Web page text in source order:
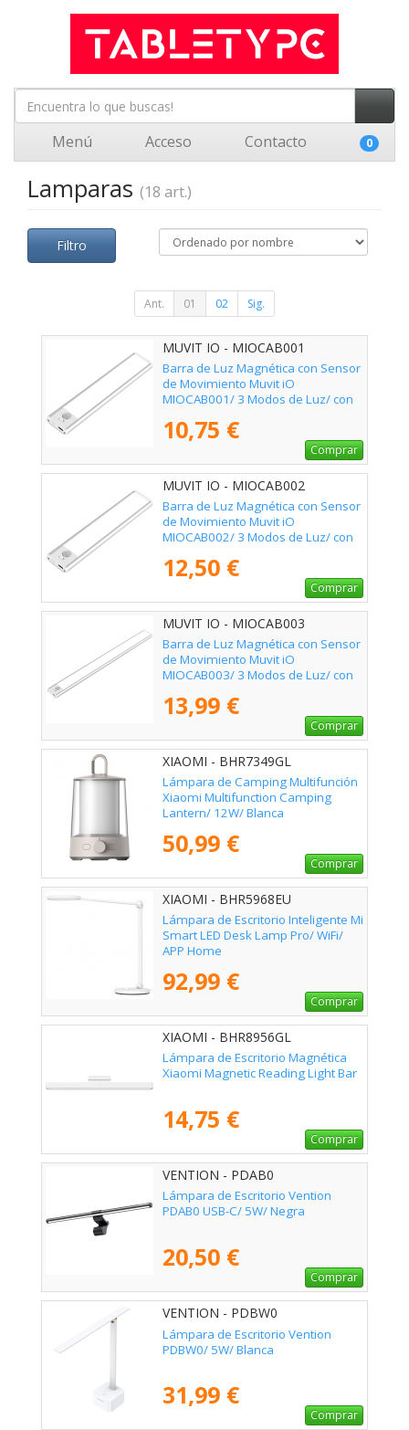
Menú Acceso Contacto 0
Lamparas (18 art.)
Filtro
Ant. 01 02 Sig.
MUVIT IO - MIOCAB001
Barra de Luz Magnética con Sensor
de Movimiento Muvit iO
MIOCAB001/ 3 Modos de Luz/ con
10,75 €
Comprar
MUVIT IO - MIOCAB002
Barra de Luz Magnética con Sensor
de Movimiento Muvit iO
MIOCAB002/ 3 Modos de Luz/ con
12,50 €
Comprar
MUVIT IO - MIOCAB003
Barra de Luz Magnética con Sensor
de Movimiento Muvit iO
MIOCAB003/ 3 Modos de Luz/ con
13,99 €
Comprar
XIAOMI - BHR7349GL
Lámpara de Camping Multifunción
Xiaomi Multifunction Camping
Lantern/ 12W/ Blanca
50,99 €
Comprar
XIAOMI - BHR5968EU
Lámpara de Escritorio Inteligente Mi
Smart LED Desk Lamp Pro/ WiFi/
APP Home
92,99 €
Comprar
XIAOMI - BHR8956GL
Lámpara de Escritorio Magnética
Xiaomi Magnetic Reading Light Bar
14,75 €
Comprar
VENTION - PDAB0
Lámpara de Escritorio Vention
PDAB0 USB-C/ 5W/ Negra
20,50 €
Comprar
VENTION - PDBW0
Lámpara de Escritorio Vention
PDBW0/ 5W/ Blanca
31,99 €
Comprar